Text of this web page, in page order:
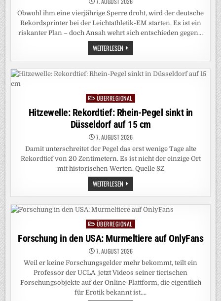
Obwohl ihm eine vierjährige Sperre droht, wird der deutsche
Rekordsprinter bei der Leichtathletik-EM starten. Es ist ein
riskanter Plan – doch Ansah wehrt sich entschieden gegen…
WEITERLESEN LEICHTATHLETIK:
FÜR
OWEN
GEHT
ES
UM
ALLES
PostedÜBERREGIONAL
Hitzewelle: Rekordtief: Rhein-Pegel sinkt in
Düsseldorf auf 15 cm
7. AUGUST 2026
Damit unterschreitet der Pegel das erst wenige Tage alte
Rekordtief von 20 Zentimetern. Es ist nicht der einzige Ort
mit historischen Werten. Quelle SZ
WEITERLESEN HITZEWELLE:
REKORDTIEF:
RHEIN-
SINKT
IN
DÜSSELDORF
AUF
15
CM
Posted
in
ÜBERREGIONAL
Forschung in den USA: Murmeltiere auf OnlyFans
7. AUGUST 2026
Weil er keine Forschungsgelder mehr bekommt, teilt ein
Professor der UCLA jetzt Videos seiner tierischen
Forschungsobjekte auf der Online-Plattform, die eigentlich
für Erotik bekannt ist….